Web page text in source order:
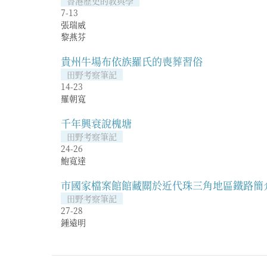
7-13
張瑞威
黎燕芬
貴州牛場布依族羅氏的喪葬習俗
田野考察筆記
14-23
羅朝寬
千年興衰說槐塘
田野考察筆記
24-26
鮑寬達
市國家檔案館館藏關於近代珠三角地區鐵路簡
田野考察筆記
27-28
鍾遠明